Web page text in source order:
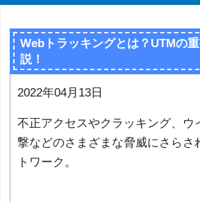
Webトラッキングとは？UTMの
説！
2022年04月13日
不正アクセスやクラッキング、ウ
撃などのさまざまな脅威にさらさ
トワーク。